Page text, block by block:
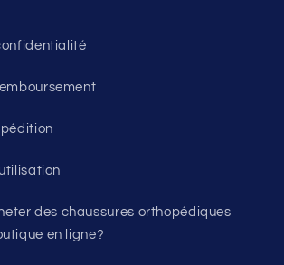
des chaussures orthopédiques
en ligne?